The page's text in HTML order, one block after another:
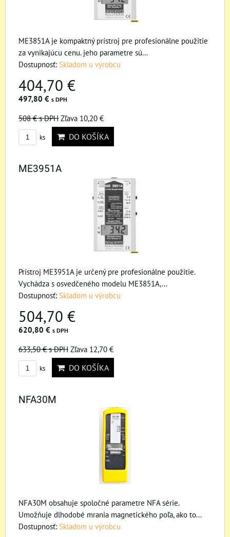
ME3851A je kompaktný prístroj pre profesionálne použitie
za vynikajúcu cenu. jeho parametre sú...
Dostupnosť: Skladom u výrobcu
404,70 €
497,80 € s DPH
508 €s DPH Zľava 10,20 €
ks DO KOŠÍKA
ME3951A
Prístroj ME3951A je určený pre profesionálne použitie.
Vychádza s osvedčeného modelu ME3851A,...
Dostupnosť: Skladom u výrobcu
504,70 €
620,80 € s DPH
633,50 €s DPH Zľava 12,70 €
ks DO KOŠÍKA
NFA30M
NFA30M obsahuje spoločné parametre NFA série.
Umožňuje dlhodobé mrania magnetického poľa, ako to...
Dostupnosť: Skladom u výrobcu